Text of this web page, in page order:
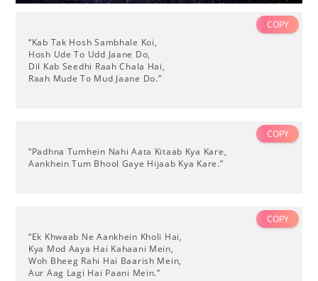
“Kab Tak Hosh Sambhale Koi,
Hosh Ude To Udd Jaane Do,
Dil Kab Seedhi Raah Chala Hai,
Raah Mude To Mud Jaane Do.”
COPY
“Padhna Tumhein Nahi Aata Kitaab Kya Kare,
Aankhein Tum Bhool Gaye Hijaab Kya Kare.”
COPY
“Ek Khwaab Ne Aankhein Kholi Hai,
Kya Mod Aaya Hai Kahaani Mein,
Woh Bheeg Rahi Hai Baarish Mein,
Aur Aag Lagi Hai Paani Mein.”
COPY